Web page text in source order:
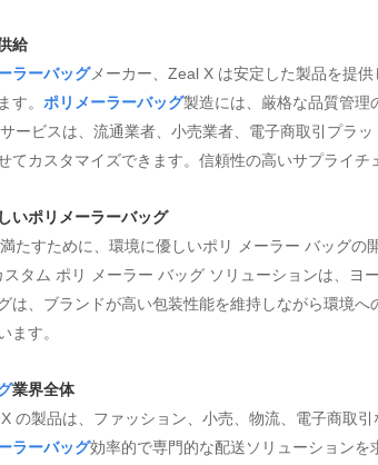
給
ラーバッグメーカー、Zeal X は安定した製品を提供
す。 ポリメーラーバッグ製造には、厳格な品質管理
ービスは、流通業者、小売業者、電子商取引プラ
てカスタマイズできます。信頼性の高いサプライ
いポリメーラーバッグ
たすために、環境に優しいポリ メーラー バッグ
タム ポリ メーラー バッグ ソリューションは、ヨ
は、ブランドが高い包装性能を維持しながら環境
ます。
業界全体
の製品は、ファッション、小売、物流、電子商取引
ラーバッグ効率的で専門的な配送ソリューションを